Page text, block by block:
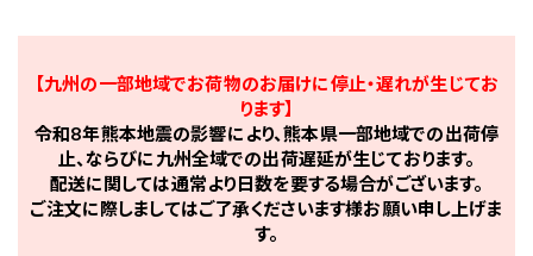
【九州の一部地域でお荷物のお届けに停止・遅れが生じてお
ります】
令和8年熊本地震の影響により、熊本県一部地域での出荷停
止、ならびに九州全域での出荷遅延が生じております。
配送に関しては通常より日数を要する場合がございます。
ご注文に際しましてはご了承くださいます様お願い申し上げま
す。